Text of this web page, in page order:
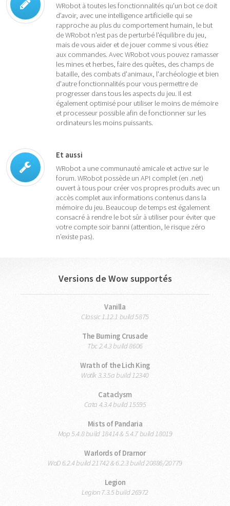
WRobot à toutes les fonctionnalités qu'un bot ce doit
d’avoir, avec une intelligence artificielle qui se
rapproche au plus du comportement humain, le but
de WRobot n'est pas de perturbé l'équilibre du jeu,
mais de vous aider et de jouer comme si vous étiez
aux commandes. Avec WRobot vous pouvez ramasser
les mines et herbes, faire des quêtes, des champs de
bataille, des combats d'animaux, l'archéologie et bien
d'autre fonctionnalités pour vous permettre de
progresser dans tous les aspects du jeu. Il est
également optimisé pour utiliser le moins de mémoire
et processeur possible afin de fonctionner sur les
ordinateurs les moins puissants.
Et aussi
WRobot a une communauté amicale et active sur le
forum. WRobot possède un API complet (en .net)
ouvert à tous pour créer vos propres produits avec un
accès complet aux informations contenus dans la
mémoire du jeu. Beaucoup de temps est également
consacré à rendre le bot sûr à utiliser pour éviter que
votre compte soir banni (attention, le risque zéro
n’existe pas).
Versions de Wow supportés
Vanilla
Classic 1.12.1 build 5875
The Burning Crusade
Tbc 2.4.3 build 8606
Wrath of the Lich King
Wotlk 3.3.5a build 12340
Cataclysm
Cata 4.3.4 build 15595
Mists of Pandaria
Mop 5.4.8 build 18414 & 5.4.7 build 18019
Warlords of Drarnor
WoD 6.2.4 build 21742 & 6.2.3 build 20886/20779
Legion
Legion 7.3.5 build 26972